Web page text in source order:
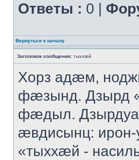
Ответы : 0 |
Вернуться к началу
Заголовок сообщения: тыххӕй
Хорз адӕм,
фӕзынд. Дзырд
фӕдыл.
ӕвдисынц:
«тыххӕй -